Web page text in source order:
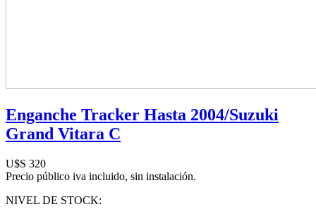
Enganche Tracker Hasta 2004/Suzuki
Grand Vitara C
U$S 320
Precio público iva incluido, sin instalación.
NIVEL DE STOCK: